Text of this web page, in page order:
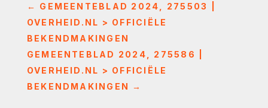
← GEMEENTEBLAD 2024, 275503 |
OVERHEID.NL > OFFICIËLE
BEKENDMAKINGEN
GEMEENTEBLAD 2024, 275586 |
OVERHEID.NL > OFFICIËLE
BEKENDMAKINGEN →